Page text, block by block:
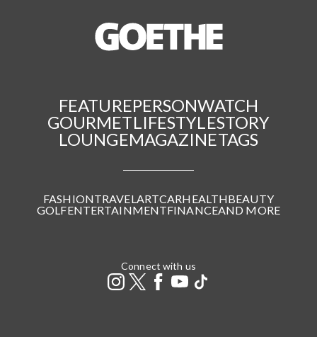
FEATUREPERSONWATCH
GOURMETLIFESTYLESTORY
LOUNGEMAGAZINETAGS
FASHIONTRAVELARTCARHEALTHBEAUTY
GOLFENTERTAINMENTFINANCEAND MORE
Connect with us